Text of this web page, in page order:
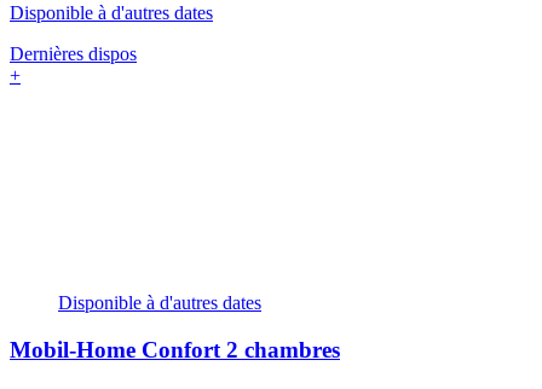
Disponible à d'autres dates
Dernières dispos
+
Disponible à d'autres dates
Mobil-Home Confort 2 chambres